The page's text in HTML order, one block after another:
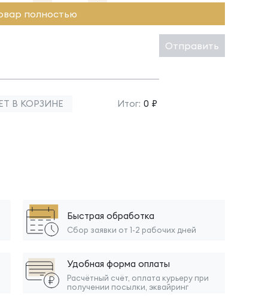
полностью
Отправить
В КОРЗИНЕ Итог: 0 ₽
Быстрая обработка
Сбор заявки от 1-2 рабочих дней
Удобная форма оплаты
Расчётный счёт, оплата курьеру при
получении посылки, эквайринг